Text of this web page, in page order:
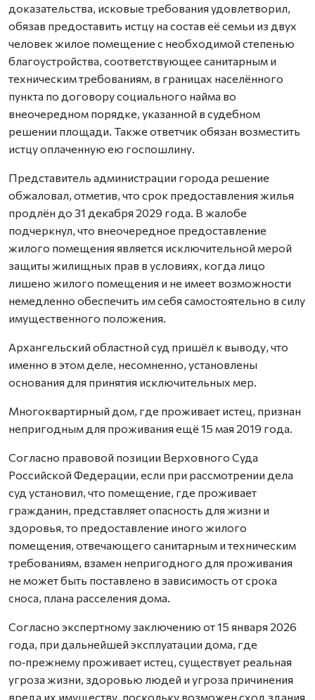
доказательства, исковые требования удовлетворил,
обязав предоставить истцу на состав её семьи из двух
человек жилое помещение с необходимой степенью
благоустройства, соответствующее санитарным и
техническим требованиям, в границах населённого
пункта по договору социального найма во
внеочередном порядке, указанной в судебном
решении площади. Также ответчик обязан возместить
истцу оплаченную ею госпошлину.
Представитель администрации города решение
обжаловал, отметив, что срок предоставления жилья
продлён до 31 декабря 2029 года. В жалобе
подчеркнул, что внеочередное предоставление
жилого помещения является исключительной мерой
защиты жилищных прав в условиях, когда лицо
лишено жилого помещения и не имеет возможности
немедленно обеспечить им себя самостоятельно в силу
имущественного положения.
Архангельский областной суд пришёл к выводу, что
именно в этом деле, несомненно, установлены
основания для принятия исключительных мер.
Многоквартирный дом, где проживает истец, признан
непригодным для проживания ещё 15 мая 2019 года.
Согласно правовой позиции Верховного Суда
Российской Федерации, если при рассмотрении дела
суд установил, что помещение, где проживает
гражданин, представляет опасность для жизни и
здоровья, то предоставление иного жилого
помещения, отвечающего санитарным и техническим
требованиям, взамен непригодного для проживания
не может быть поставлено в зависимость от срока
сноса, плана расселения дома.
Согласно экспертному заключению от 15 января 2026
года, при дальнейшей эксплуатации дома, где
по‑прежнему проживает истец, существует реальная
угроза жизни, здоровью людей и угроза причинения
вреда их имуществу, поскольку возможен сход здания